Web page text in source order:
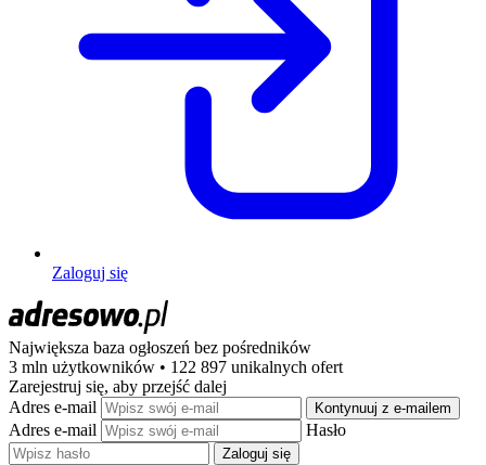
Zaloguj się
Największa baza ogłoszeń bez pośredników
3 mln użytkowników • 122 897 unikalnych ofert
Zarejestruj się, aby przejść dalej
Adres e-mail
Kontynuuj z e-mailem
Adres e-mail Hasło
Zaloguj się